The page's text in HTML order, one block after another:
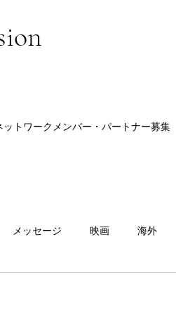
ットワークメンバー・パートナー募集
メッセージ 映画 海外